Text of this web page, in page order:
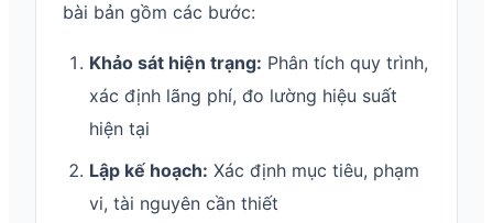
bài bản gồm các bước:
Khảo sát hiện trạng: Phân tích quy trình,
xác định lãng phí, đo lường hiệu suất
hiện tại
Lập kế hoạch: Xác định mục tiêu, phạm
vi, tài nguyên cần thiết